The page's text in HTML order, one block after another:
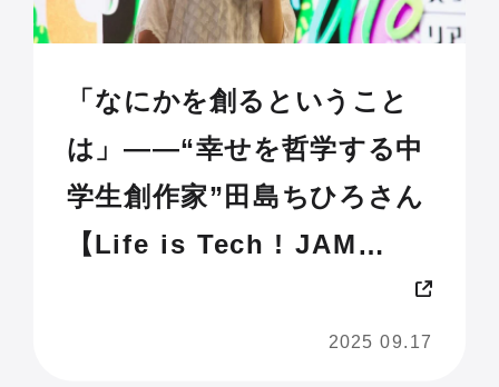
「なにかを創るということ
は」——“幸せを哲学する中
学生創作家”田島ちひろさん
【Life is Tech ! JAM
2025 09.17